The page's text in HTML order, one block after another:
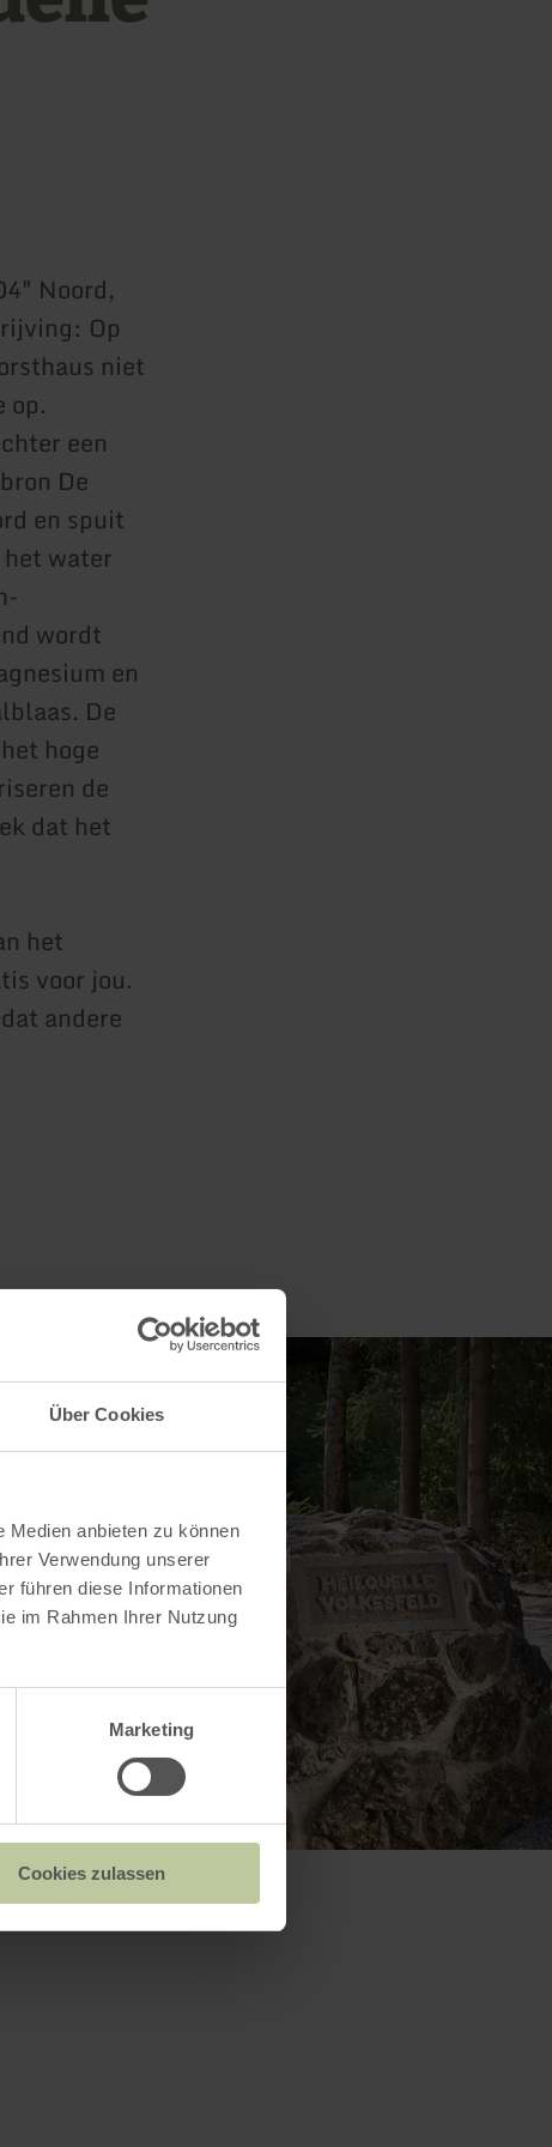
Über Cookies
Medien anbieten zu können
Verwendung unserer
führen diese Informationen
im Rahmen Ihrer Nutzung
Marketing
Cookies zulassen
Noord,
Op
niet
op.
een
De
en spuit
water
wordt
en
De
hoge
de
dat het
het
voor jou.
andere